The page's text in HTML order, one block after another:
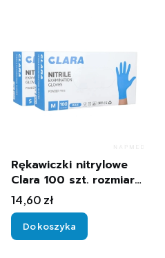
Rękawiczki nitrylowe
Clara 100 szt. rozmiar
S
Cena
14,60 zł
Do koszyka